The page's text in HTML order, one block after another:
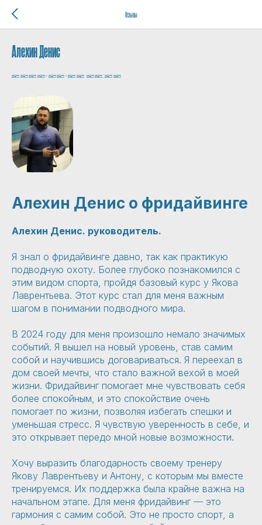
Отзывы
Алехин Денис
2025-02-06 08:00
Алехин Денис о фридайвинге
Алехин Денис. руководитель.
Я знал о фридайвинге давно, так как практикую
подводную охоту. Более глубоко познакомился с
этим видом спорта, пройдя базовый курс у Якова
Лаврентьева. Этот курс стал для меня важным
шагом в понимании подводного мира.
В 2024 году для меня произошло немало значимых
событий. Я вышел на новый уровень, став самим
собой и научившись договариваться. Я переехал в
дом своей мечты, что стало важной вехой в моей
жизни. Фридайвинг помогает мне чувствовать себя
более спокойным, и это спокойствие очень
помогает по жизни, позволяя избегать спешки и
уменьшая стресс. Я чувствую уверенность в себе, и
это открывает передо мной новые возможности.
Хочу выразить благодарность своему тренеру
Якову Лаврентьеву и Антону, с которым мы вместе
тренируемся. Их поддержка была крайне важна на
начальном этапе. Для меня фридайвинг — это
гармония с самим собой. Это не просто спорт, а